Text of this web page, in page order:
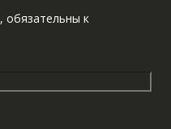
, обязательны к